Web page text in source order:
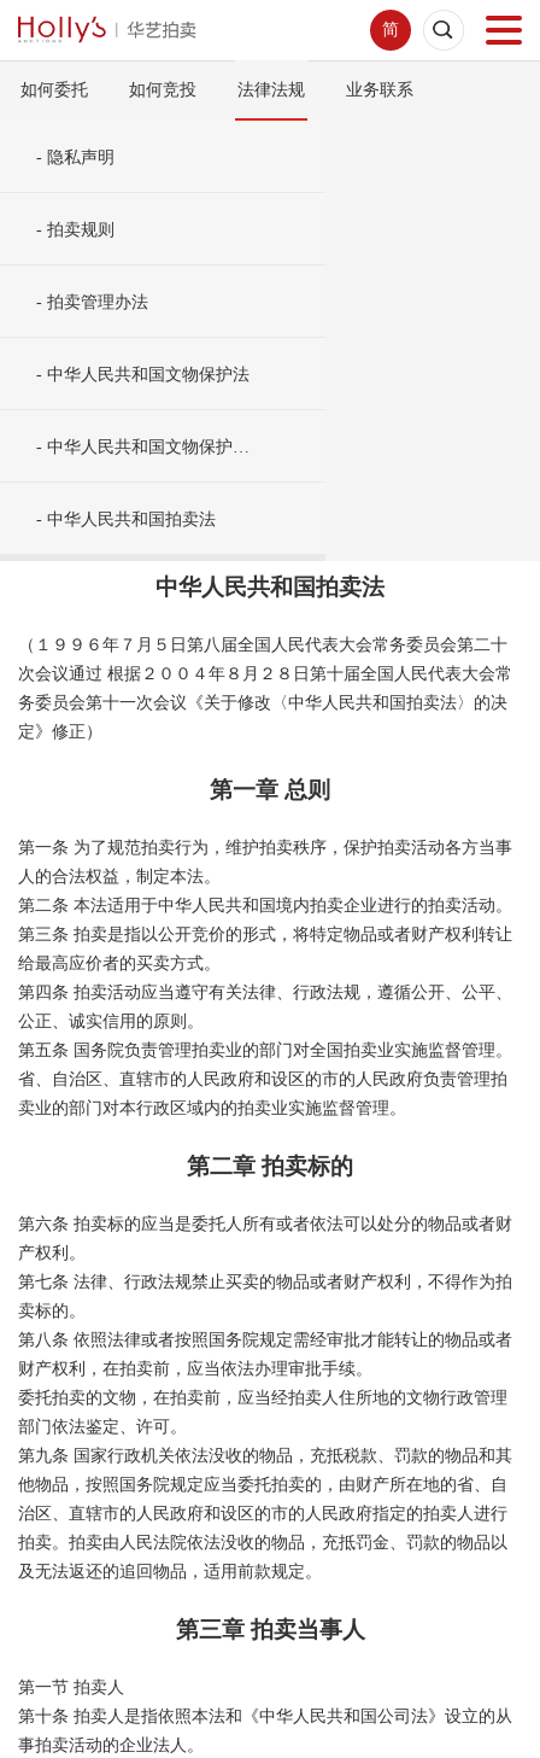
简
首页
拍卖预展
线下拍卖
网络拍卖
服务指南
新闻中心
关于我们
如何委托 如何竞投 法律法规 业务联系
- 隐私声明
- 拍卖规则
- 拍卖管理办法
- 中华人民共和国文物保护法
- 中华人民共和国文物保护法实施条例
- 中华人民共和国拍卖法
中华人民共和国拍卖法
（１９９６年７月５日第八届全国人民代表大会常务委员会第二十
次会议通过 根据２００４年８月２８日第十届全国人民代表大会常
务委员会第十一次会议《关于修改〈中华人民共和国拍卖法〉的决
定》修正）
第一章 总则
第一条 为了规范拍卖行为，维护拍卖秩序，保护拍卖活动各方当事
人的合法权益，制定本法。
第二条 本法适用于中华人民共和国境内拍卖企业进行的拍卖活动。
第三条 拍卖是指以公开竞价的形式，将特定物品或者财产权利转让
给最高应价者的买卖方式。
第四条 拍卖活动应当遵守有关法律、行政法规，遵循公开、公平、
公正、诚实信用的原则。
第五条 国务院负责管理拍卖业的部门对全国拍卖业实施监督管理。
省、自治区、直辖市的人民政府和设区的市的人民政府负责管理拍
卖业的部门对本行政区域内的拍卖业实施监督管理。
第二章 拍卖标的
第六条 拍卖标的应当是委托人所有或者依法可以处分的物品或者财
产权利。
第七条 法律、行政法规禁止买卖的物品或者财产权利，不得作为拍
卖标的。
第八条 依照法律或者按照国务院规定需经审批才能转让的物品或者
财产权利，在拍卖前，应当依法办理审批手续。
委托拍卖的文物，在拍卖前，应当经拍卖人住所地的文物行政管理
部门依法鉴定、许可。
第九条 国家行政机关依法没收的物品，充抵税款、罚款的物品和其
他物品，按照国务院规定应当委托拍卖的，由财产所在地的省、自
治区、直辖市的人民政府和设区的市的人民政府指定的拍卖人进行
拍卖。拍卖由人民法院依法没收的物品，充抵罚金、罚款的物品以
及无法返还的追回物品，适用前款规定。
第三章 拍卖当事人
第一节 拍卖人
第十条 拍卖人是指依照本法和《中华人民共和国公司法》设立的从
事拍卖活动的企业法人。